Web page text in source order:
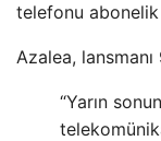
telefonu abonelik
Azalea,
“Yarın